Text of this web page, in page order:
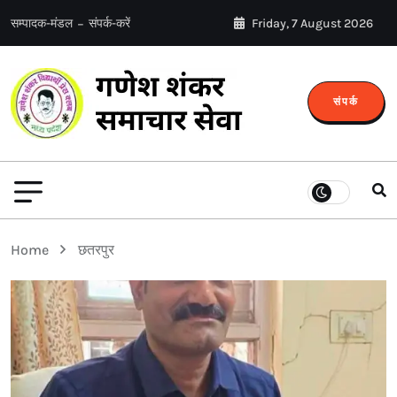
सम्पादक-मंडल संपर्क-करें Friday, 7 August 2026
संपर्क
Home छतरपुर